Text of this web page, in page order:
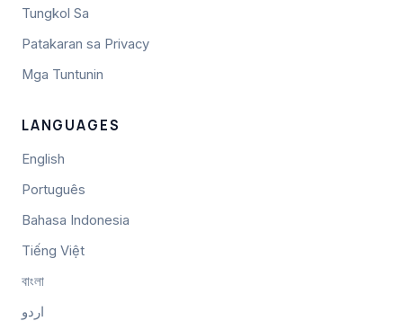
Tungkol Sa
Patakaran sa Privacy
Mga Tuntunin
LANGUAGES
English
Português
Bahasa Indonesia
Tiếng Việt
বাংলা
اردو